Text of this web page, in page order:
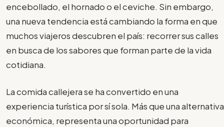
encebollado, el hornado o el ceviche. Sin embargo,
una nueva tendencia está cambiando la forma en que
muchos viajeros descubren el país: recorrer sus calles
en busca de los sabores que forman parte de la vida
cotidiana.
La comida callejera se ha convertido en una
experiencia turística por sí sola. Más que una alternativa
económica, representa una oportunidad para